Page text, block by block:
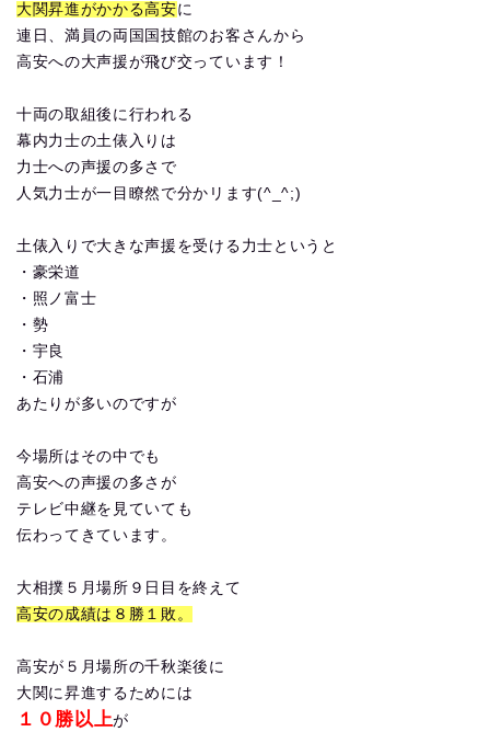
大関昇進がかかる高安に
連日、満員の両国国技館のお客さんから
高安への大声援が飛び交っています！
十両の取組後に行われる
幕内力士の土俵入りは
力士への声援の多さで
人気力士が一目瞭然で分かリます(^_^;)
土俵入りで大きな声援を受ける力士というと
・豪栄道
・照ノ富士
・勢
・宇良
・石浦
あたりが多いのですが
今場所はその中でも
高安への声援の多さが
テレビ中継を見ていても
伝わってきています。
大相撲５月場所９日目を終えて
高安の成績は８勝１敗。
高安が５月場所の千秋楽後に
大関に昇進するためには
１０勝以上が